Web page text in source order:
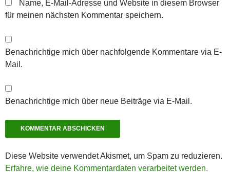
Name, E-Mail-Adresse und Website in diesem Browser
für meinen nächsten Kommentar speichern.
Benachrichtige mich über nachfolgende Kommentare via E-
Mail.
Benachrichtige mich über neue Beiträge via E-Mail.
Diese Website verwendet Akismet, um Spam zu reduzieren.
Erfahre, wie deine Kommentardaten verarbeitet werden.